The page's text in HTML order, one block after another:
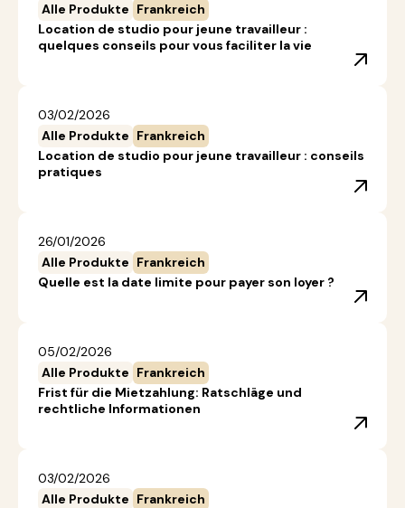
Alle Produkte Frankreich
Location de studio pour jeune travailleur :
quelques conseils pour vous faciliter la vie
03/02/2026
Alle Produkte Frankreich
Location de studio pour jeune travailleur : conseils
pratiques
26/01/2026
Alle Produkte Frankreich
Quelle est la date limite pour payer son loyer ?
05/02/2026
Alle Produkte Frankreich
Frist für die Mietzahlung: Ratschläge und
rechtliche Informationen
03/02/2026
Alle Produkte Frankreich